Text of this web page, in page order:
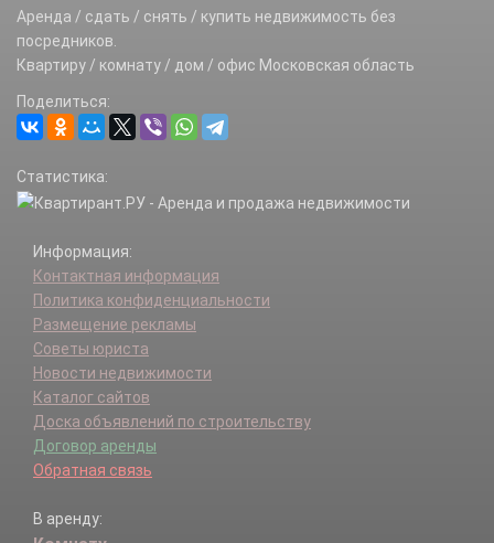
Варищи д.
Горы с.
Доношово д.
Емельяновка д.
Жиливо д.
Каменка д.
Климово д.
Клишино с.
Кобяково д.
Комарево с.
Кудрино д.
Ледово д.
Липитино д.
Люблино д.
Марково д.
Мощаницы д.
Найдено д.
Паткино д.
Аренда / сдать / снять / купить недвижимость без
посредников.
Квартиру / комнату / дом / офис Московская область
Поделиться:
Статистика:
Информация:
Контактная информация
Политика конфиденциальности
Размещение рекламы
Советы юриста
Новости недвижимости
Каталог сайтов
Доска объявлений по строительству
Договор аренды
Обратная связь
В аренду: